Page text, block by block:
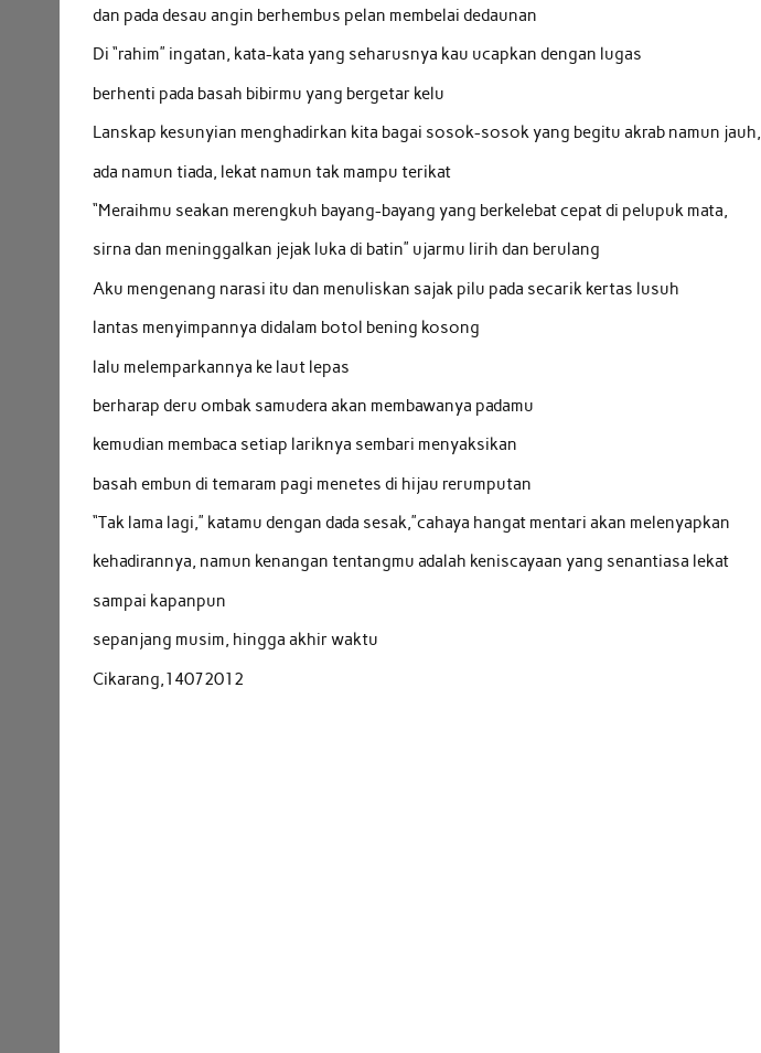
dan pada desau angin berhembus pelan membelai dedaunan
Di “rahim” ingatan, kata-kata yang seharusnya kau ucapkan dengan lugas
berhenti pada basah bibirmu yang bergetar kelu
Lanskap kesunyian menghadirkan kita bagai sosok-sosok yang begitu akrab namun jauh,
ada namun tiada, lekat namun tak mampu terikat
“Meraihmu seakan merengkuh bayang-bayang yang berkelebat cepat di pelupuk mata,
sirna dan meninggalkan jejak luka di batin” ujarmu lirih dan berulang
Aku mengenang narasi itu dan menuliskan sajak pilu pada secarik kertas lusuh
lantas menyimpannya didalam botol bening kosong
lalu melemparkannya ke laut lepas
berharap deru ombak samudera akan membawanya padamu
kemudian membaca setiap lariknya sembari menyaksikan
basah embun di temaram pagi menetes di hijau rerumputan
“Tak lama lagi,” katamu dengan dada sesak,”cahaya hangat mentari akan melenyapkan
kehadirannya, namun kenangan tentangmu adalah keniscayaan yang senantiasa lekat
sampai kapanpun
sepanjang musim, hingga akhir waktu
Cikarang,14072012